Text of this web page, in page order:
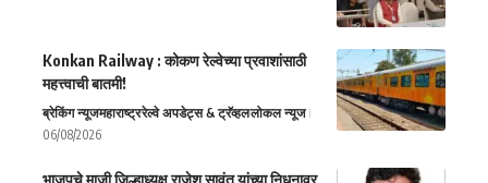
Konkan Railway : कोकण रेल्वेच्या प्रवाशांसाठी
महत्त्वाची बातमी!
ब्रेकिंग न्यूजमहाराष्ट्ररेल्वे अपडेट्स & ट्रॅव्हललोकल न्यूज
06/08/2026
भाजपचे माजी जिल्हाध्यक्ष राजेश सावंत यांच्या निधनावर